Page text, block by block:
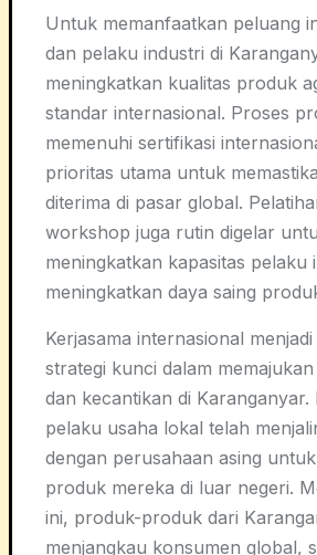
Untuk memanfaatkan peluang
dan pelaku industri di
meningkatkan kualitas produk
standar internasional. Proses
memenuhi sertifikasi
prioritas utama untuk
diterima di pasar global.
workshop juga rutin digelar
meningkatkan kapasitas pelaku
meningkatkan daya saing
Kerjasama internasional
strategi kunci dalam
dan kecantikan di Karanganyar.
pelaku usaha lokal telah
dengan perusahaan asing
produk mereka di luar negeri.
ini, produk-produk dari
menjangkau konsumen global,